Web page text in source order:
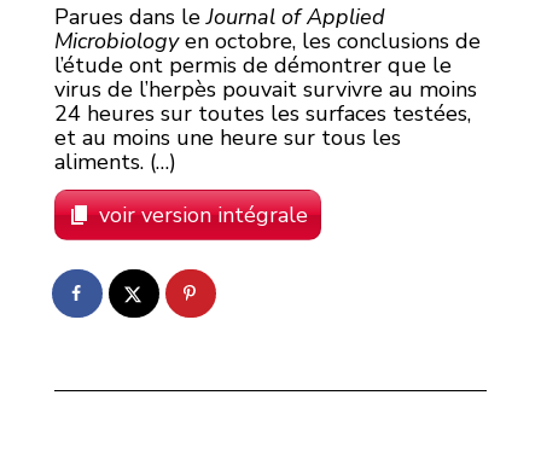
Parues dans leJournal of Applied
Microbiologyen octobre, les conclusions de
l’étude ont permis de démontrer que le
virus de l’herpès pouvait survivre au moins
24 heures sur toutes les surfaces testées,
et au moins une heure sur tous les
aliments. (…)
voir version intégrale